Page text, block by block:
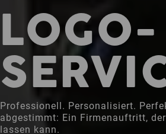
LOGO-
Professionell. Personalisiert.
abgestimmt: Ein Firmenauftritt,
lassen kann.